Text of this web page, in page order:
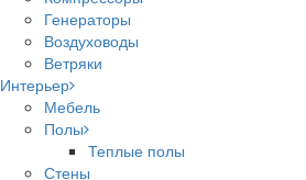
Генераторы
Воздуховоды
Ветряки
Интерьер
Мебель
Полы
Теплые полы
Стены